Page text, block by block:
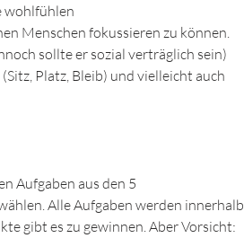
wohlfühlen
Menschen fokussieren zu können.
sollte er sozial verträglich sein)
Platz, Bleib) und vielleicht auch
Aufgaben aus den 5
Alle Aufgaben werden innerhalb
gibt es zu gewinnen. Aber Vorsicht: